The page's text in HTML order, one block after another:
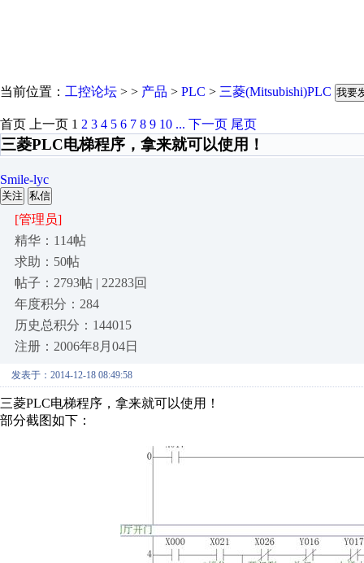
当前位置： 工控论坛 > > 产品 > PLC > 三菱(Mitsubishi)PLC 我要
首页 上一页 1 2 3 4 5 6 7 8 9 10 ... 下一页 尾页
三菱PLC电梯程序，拿来就可以使用！
Smile-lyc
关注 私信
[管理员]
精华：114帖
求助：50帖
帖子：2793帖 | 22283回
年度积分：284
历史总积分：144015
注册：2006年8月04日
发表于：2014-12-18 08:49:58
三菱PLC电梯程序，拿来就可以使用！
部分截图如下：